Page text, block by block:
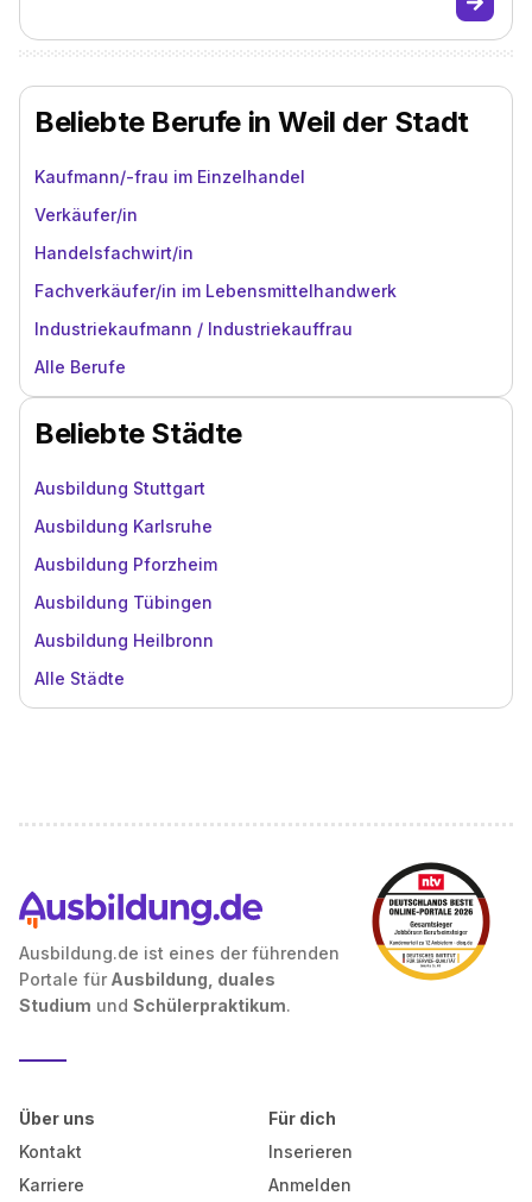
Beliebte Berufe in Weil der Stadt
Kaufmann/-frau im Einzelhandel
Verkäufer/in
Handelsfachwirt/in
Fachverkäufer/in im Lebensmittelhandwerk
Industriekaufmann / Industriekauffrau
Alle Berufe
Beliebte Städte
Ausbildung Stuttgart
Ausbildung Karlsruhe
Ausbildung Pforzheim
Ausbildung Tübingen
Ausbildung Heilbronn
Alle Städte
Ausbildung.de ist eines der führenden
Portale für Ausbildung, duales
Studium und Schülerpraktikum.
Über uns
Kontakt
Karriere
Für dich
Inserieren
Anmelden